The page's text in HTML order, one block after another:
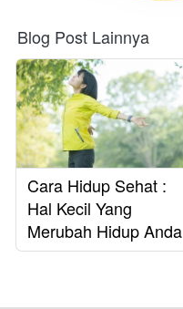
Blog Post Lainnya
Cara Hidup Sehat :
Hal Kecil Yang
Merubah Hidup Anda